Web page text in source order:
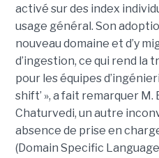
activé sur des index
usage général. Son
nouveau domaine et d’y
d’ingestion, ce qui rend la
pour les équipes
shift’ », a fait remarquer
Chaturvedi, un autre
absence de prise en
(Domain Specific